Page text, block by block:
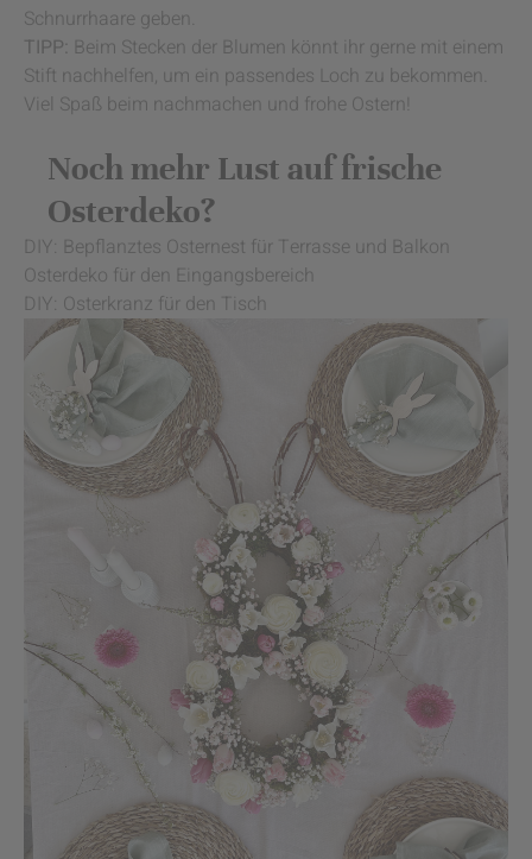
Schnurrhaare geben.
TIPP: Beim Stecken der Blumen könnt ihr gerne mit einem
Stift nachhelfen, um ein passendes Loch zu bekommen.
Viel Spaß beim nachmachen und frohe Ostern!
Noch mehr Lust auf frische
Osterdeko?
DIY: Bepflanztes Osternest für Terrasse und Balkon
Osterdeko für den Eingangsbereich
DIY: Osterkranz für den Tisch